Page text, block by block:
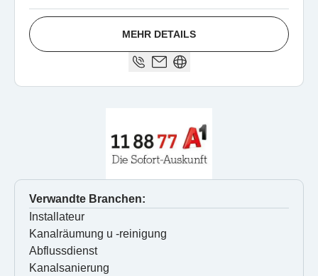
MEHR DETAILS
Verwandte Branchen:
Installateur
Kanalräumung u -reinigung
Abflussdienst
Kanalsanierung